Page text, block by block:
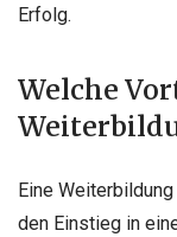
Erfolg.
Welche
Eine
den Einstieg in